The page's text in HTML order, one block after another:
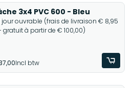
3x4 PVC 600 - Bleu
jour ouvrable (frais de livraison € 8,95
gratuit à partir de € 100,00)
Incl btw